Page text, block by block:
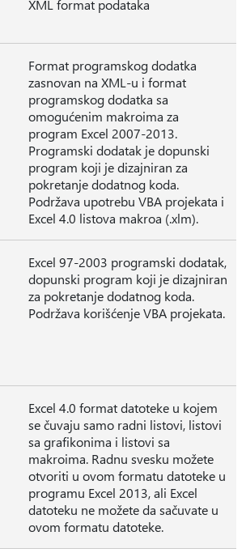
XML format podataka
Format programskog dodatka
zasnovan na XML-u i format
programskog dodatka sa
omogućenim makroima za
program Excel 2007-2013.
Programski dodatak je dopunski
program koji je dizajniran za
pokretanje dodatnog koda.
Podržava upotrebu VBA projekata i
Excel 4.0 listova makroa (.xlm).
Excel 97-2003 programski dodatak,
dopunski program koji je dizajniran
za pokretanje dodatnog koda.
Podržava korišćenje VBA projekata.
Excel 4.0 format datoteke u kojem
se čuvaju samo radni listovi, listovi
sa grafikonima i listovi sa
makroima. Radnu svesku možete
otvoriti u ovom formatu datoteke u
programu Excel 2013, ali Excel
datoteku ne možete da sačuvate u
ovom formatu datoteke.